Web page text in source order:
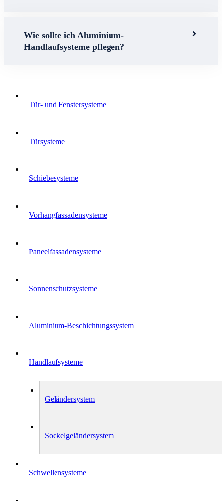
Wie sollte ich Aluminium-
Handlaufsysteme pflegen?
Tür- und Fenstersysteme
Türsysteme
Schiebesysteme
Vorhangfassadensysteme
Paneelfassadensysteme
Sonnenschutzsysteme
Aluminium-Beschichtungssystem
Handlaufsysteme
Geländersystem
Sockelgeländersystem
Schwellensysteme